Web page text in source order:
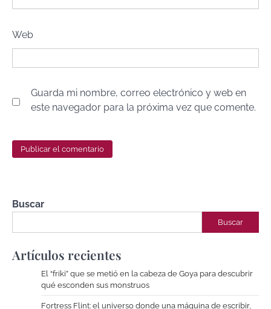
Web
Guarda mi nombre, correo electrónico y web en
este navegador para la próxima vez que comente.
Buscar
Buscar
Artículos recientes
El “friki” que se metió en la cabeza de Goya para descubrir
qué esconden sus monstruos
Fortress Flint: el universo donde una máquina de escribir,